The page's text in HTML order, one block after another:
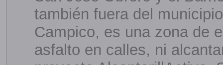
también fuera del
Campico, es una zona de
asfalto en calles, ni